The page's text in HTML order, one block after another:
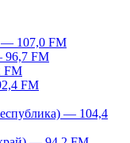
— 107,0 FM
96,7 FM
FM
FM
— 104,4